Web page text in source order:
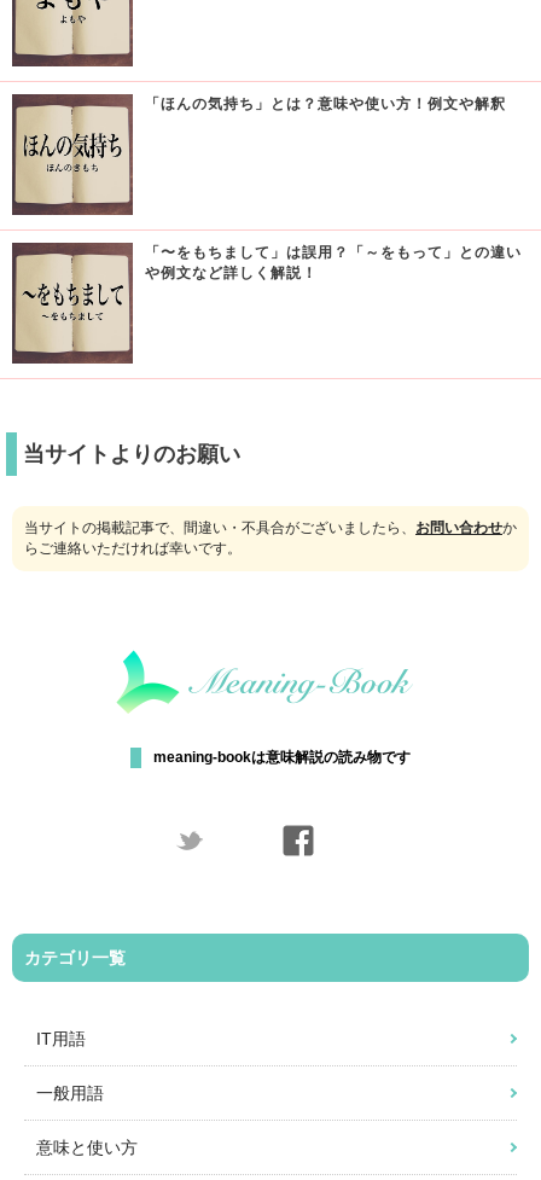
「ほんの気持ち」とは？意味や使い方！例文や解釈
「〜をもちまして」は誤用？「～をもって」との違い
や例文など詳しく解説！
当サイトよりのお願い
当サイトの掲載記事で、間違い・不具合がございましたら、 お問い合わせか
らご連絡いただければ幸いです。
meaning-bookは意味解説の読み物です
カテゴリ一覧
IT用語
一般用語
意味と使い方